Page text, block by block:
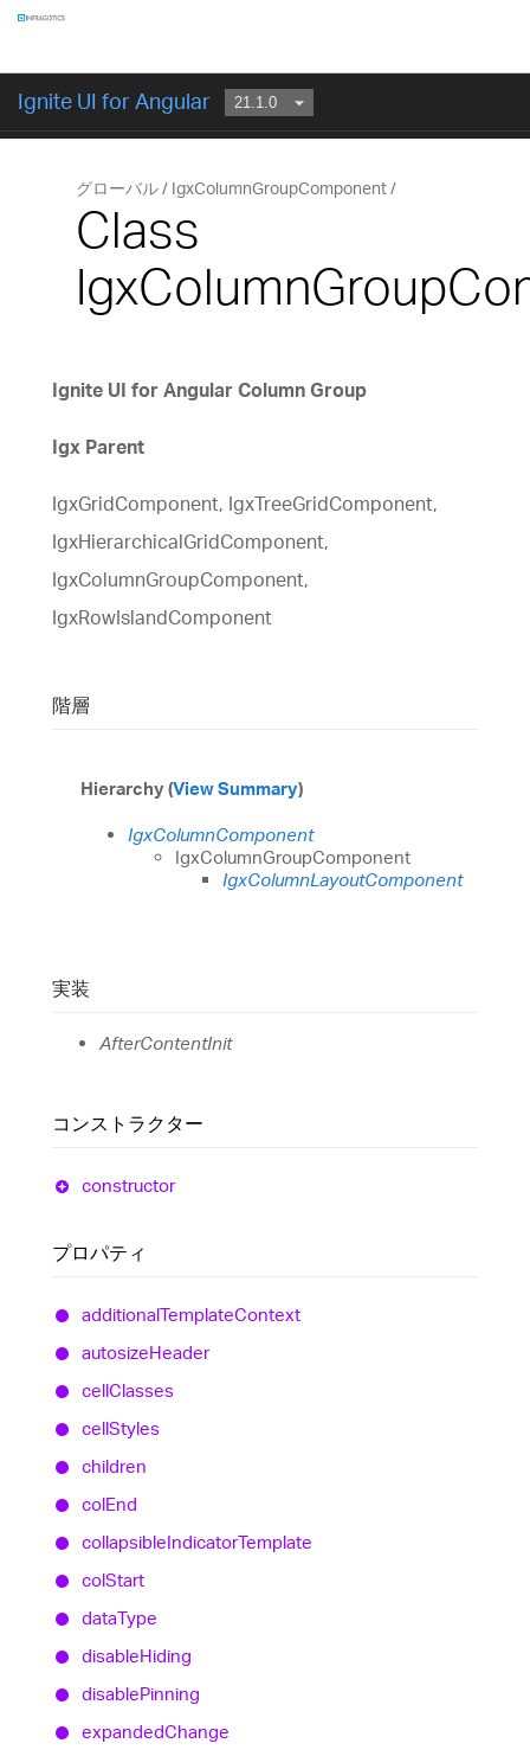
Ignite UI for Angular
グローバル IgxColumnGroupComponent
Class
Ignite UI for Angular Column Group
Igx Parent
IgxGridComponent, IgxTreeGridComponent,
IgxHierarchicalGridComponent,
IgxColumnGroupComponent,
IgxRowIslandComponent
階層
Hierarchy (View Summary)
IgxColumnComponent
IgxColumnGroupComponent
IgxColumnLayoutComponent
実装
AfterContentInit
コンストラクター
constructor
プロパティ
additionalTemplateContext
autosizeHeader
cellClasses
cellStyles
children
colEnd
collapsibleIndicatorTemplate
colStart
dataType
disableHiding
disablePinning
expandedChange